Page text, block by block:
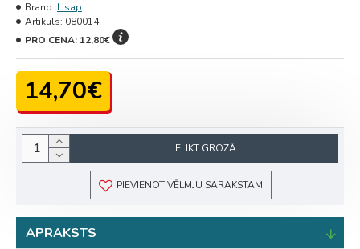
14,70€
Brand: Lisap
Artikuls: 080014
PRO CENA: 12,80€
IELIKT GROZĀ
PIEVIENOT VĒLMJU SARAKSTAM
APRAKSTS